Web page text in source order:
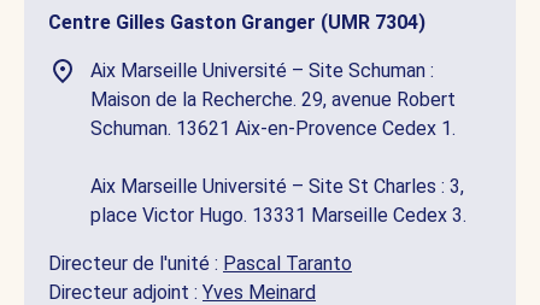
Centre Gilles Gaston Granger (UMR 7304)
Aix Marseille Université – Site Schuman :
Maison de la Recherche. 29, avenue Robert
Schuman. 13621 Aix-en-Provence Cedex 1.
Aix Marseille Université – Site St Charles : 3,
place Victor Hugo. 13331 Marseille Cedex 3.
Directeur de l'unité : Pascal Taranto
Directeur adjoint : Yves Meinard